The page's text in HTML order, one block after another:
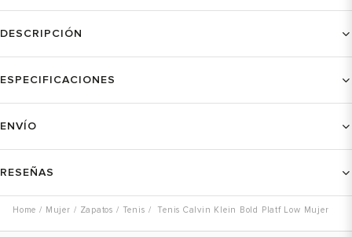
DESCRIPCIÓN
ESPECIFICACIONES
ENVÍO
RESEÑAS
Mujer Zapatos Tenis Tenis Calvin Klein Bold Platf Low Mujer